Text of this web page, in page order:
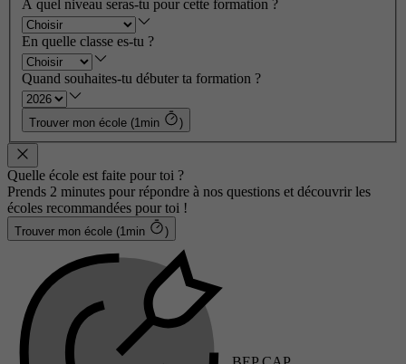
À quel niveau seras-tu pour cette formation ?
En quelle classe es-tu ?
Quand souhaites-tu débuter ta formation ?
Trouver mon école (1min )
Quelle école est faite pour toi ?
Prends 2 minutes pour répondre à nos questions et découvrir les
écoles recommandées pour toi !
Trouver mon école (1min )